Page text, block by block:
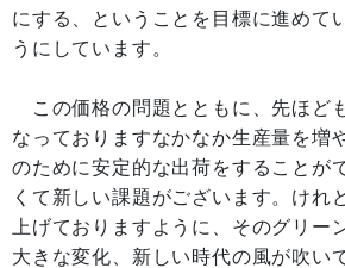
にする、ということを目標に進めて
うにしています。
この価格の問題とともに、先ほど
なっておりますなかなか生産量を増
のために安定的な出荷をすることが
くて新しい課題がございます。けれ
上げておりますように、そのグリー
大きな変化、新しい時代の風が吹い